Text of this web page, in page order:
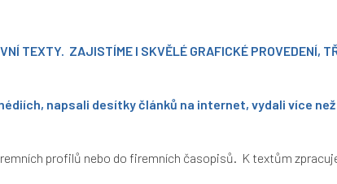
TEXTY. ZAJISTÍME I SKVĚLÉ GRAFICKÉ PROVEDENÍ,
napsali desítky článků na internet, vydali více
profilů nebo do firemních časopisů. K textům